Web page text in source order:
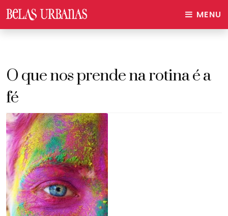
MENU
O que nos prende na rotina é a
fé